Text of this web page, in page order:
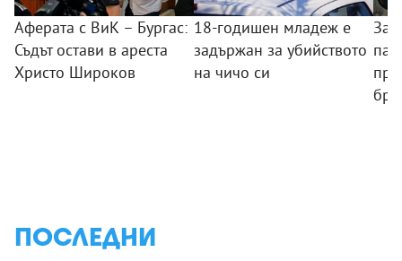
Аферата с ВиК – Бургас:
Съдът остави в ареста
Христо Широков
18-годишен младеж е
задържан за убийството
на чичо си
ПОСЛЕДНИ